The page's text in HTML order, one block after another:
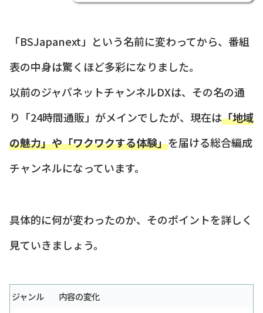
「BSJapanext」という名前に変わってから、番組
表の中身は驚くほど多彩になりました。
以前のジャパネットチャンネルDXは、その名の通
り「24時間通販」がメインでしたが、現在は「地域
の魅力」や「ワクワクする体験」を届ける総合編成
チャンネルになっています。
具体的に何が変わったのか、そのポイントを詳しく
見ていきましょう。
ジャンル
内容の変化